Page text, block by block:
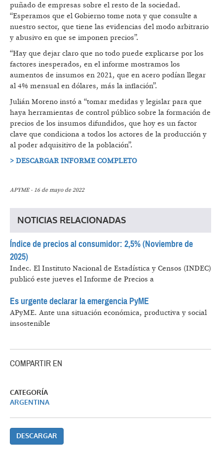
puñado de empresas sobre el resto de la sociedad.
“Esperamos que el Gobierno tome nota y que consulte a
nuestro sector, que tiene las evidencias del modo arbitrario
y abusivo en que se imponen precios”.
“Hay que dejar claro que no todo puede explicarse por los
factores inesperados, en el informe mostramos los
aumentos de insumos en 2021, que en acero podían llegar
al 4% mensual en dólares, más la inflación”.
Julián Moreno instó a “tomar medidas y legislar para que
haya herramientas de control público sobre la formación de
precios de los insumos difundidos, que hoy es un factor
clave que condiciona a todos los actores de la producción y
al poder adquisitivo de la población”.
> DESCARGAR INFORME COMPLETO
APYME - 16 de mayo de 2022
NOTICIAS RELACIONADAS
Índice de precios al consumidor: 2,5% (Noviembre de
2025)
Indec. El Instituto Nacional de Estadística y Censos (INDEC)
publicó este jueves el Informe de Precios a
Es urgente declarar la emergencia PyME
APyME. Ante una situación económica, productiva y social
insostenible
COMPARTIR EN
CATEGORÍA
ARGENTINA
DESCARGAR